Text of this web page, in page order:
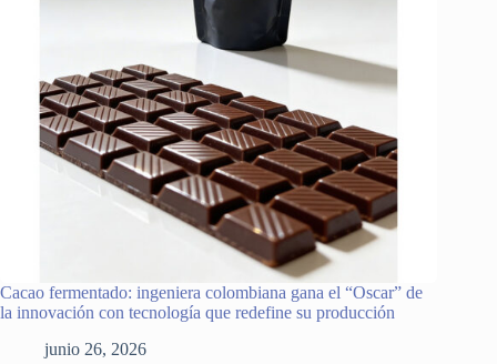
Cacao fermentado: ingeniera colombiana gana el “Oscar” de
la innovación con tecnología que redefine su producción
junio 26, 2026